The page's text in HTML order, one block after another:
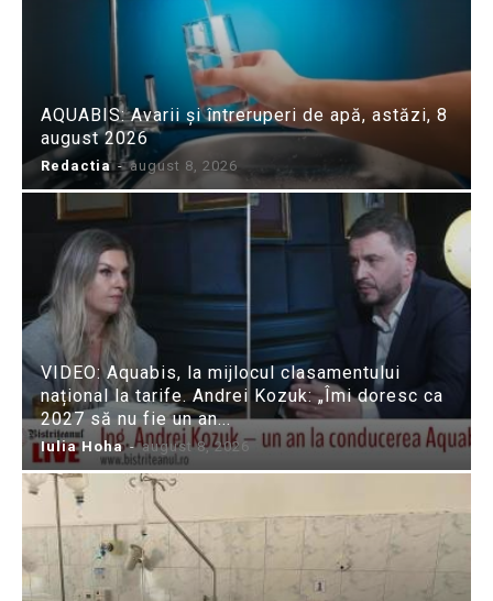
AQUABIS: Avarii și întreruperi de apă, astăzi, 8
august 2026
Redactia - august 8, 2026
VIDEO: Aquabis, la mijlocul clasamentului
național la tarife. Andrei Kozuk: „Îmi doresc ca
2027 să nu fie un an...
Iulia Hoha - august 8, 2026